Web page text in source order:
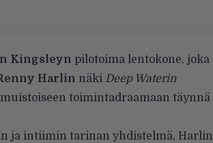
Kingsleyn pilotoima lentokone, joka
Harlin näki Deep Waterin
toimintadraamaan täynnä
ja intiimin tarinan yhdistelmä, Harlin